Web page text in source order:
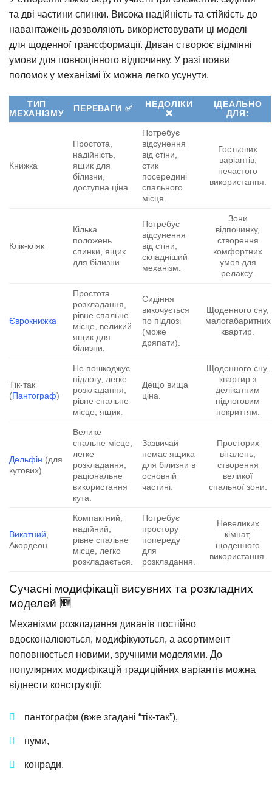
та дві частини спинки. Висока надійність та стійкість до
навантажень дозволяють використовувати ці моделі
для щоденної трансформації. Диван створює відмінні
умови для повноцінного відпочинку. У разі появи
поломок у механізмі їх можна легко усунути.
ТИП
МЕХАНІЗМУ
ПЕРЕВАГИ ✅
НЕДОЛІКИ
❌
ІДЕАЛЬНО
ДЛЯ:
Книжка
Простота,
надійність,
ящик для
білизни,
доступна ціна.
Потребує
відсунення
від стіни,
стик
посередині
спального
місця.
Гостьових
варіантів,
нечастого
використання.
Клік-кляк
Кілька
положень
спинки, ящик
для білизни.
Потребує
відсунення
від стіни,
складніший
механізм.
Зони
відпочинку,
створення
комфортних
умов для
релаксу.
Єврокнижка
Простота
розкладання,
рівне спальне
місце, великий
ящик для
білизни.
Сидіння
викочується
по підлозі
(може
дряпати).
Щоденного сну,
малогабаритних
квартир.
Тік-так
(Пантограф)
Не пошкоджує
підлогу, легке
розкладання,
рівне спальне
місце, ящик.
Дещо вища
ціна.
Щоденного сну,
квартир з
делікатним
підлоговим
покриттям.
Дельфін (для
кутових)
Велике
спальне місце,
легке
розкладання,
раціональне
використання
кута.
Зазвичай
немає ящика
для білизни в
основній
частині.
Просторих
віталень,
створення
великої
спальної зони.
Викатний
Акордеон
Компактний,
надійний,
рівне спальне
місце, легко
розкладається.
Потребує
простору
попереду
для
розкладання.
Невеликих
кімнат,
щоденного
використання.
Сучасні модифікації висувних та розкладних
моделей 🆕
Механізми розкладання диванів постійно
вдосконалюються, модифікуються, а асортимент
поповнюється новими, зручними моделями. До
популярних модифікацій традиційних варіантів можна
віднести конструкції:
пантографи (вже згадані “тік-так”),
пуми,
конради.